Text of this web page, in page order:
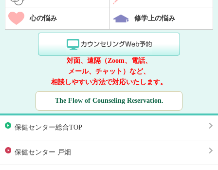
心の悩み 修学上の悩み
対面、遠隔（Zoom、電話、
メール、チャット）など、
相談しやすい方法で対応いたします。
The Flow of Counseling Reservation.
保健センター総合TOP
保健センター 戸畑